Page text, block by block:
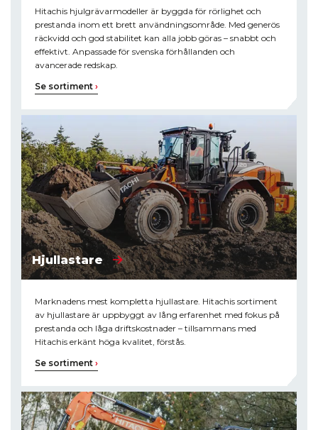
Hitachis hjulgrävarmodeller är byggda för rörlighet och
prestanda inom ett brett användningsområde. Med generös
räckvidd och god stabilitet kan alla jobb göras – snabbt och
effektivt. Anpassade för svenska förhållanden och
avancerade redskap.
Se sortiment ›
Hjullastare
Marknadens mest kompletta hjullastare. Hitachis sortiment
av hjullastare är uppbyggt av lång erfarenhet med fokus på
prestanda och låga driftskostnader – tillsammans med
Hitachis erkänt höga kvalitet, förstås.
Se sortiment ›